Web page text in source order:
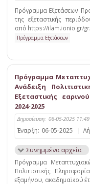
Πρόγραμμα Εξετάσεων
της εξεταστικής
από https://ilam.ionio.gr/
Πρόγραμμα Εξετάσεων
Πρόγραμμα
Ανάδειξη
Εξεταστικής
2024-2025
Δημοσίευση: 06-05-2025 11:49
Έναρξη: 06-05-2025 |
Συνημμένα αρχεία
Πρόγραμμα
Πολιτιστικής
εξαμήνου, ακαδημαϊκού